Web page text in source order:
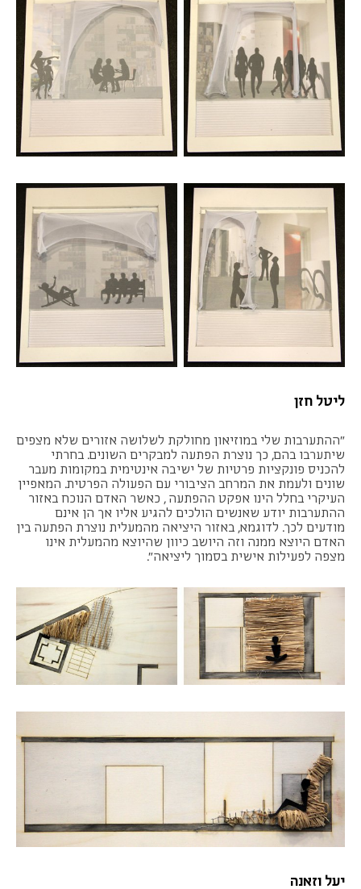
ליטל חזן
"ההתערבות שלי במוזיאון מחולקת לשלושה אזורים שלא מצפים
שיתערבו בהם, כך נוצרת הפתעה למבקרים השונים. בחרתי
להכניס פונקציות פרטיות של ישיבה אינטימית במקומות מעבר
שונים ולעמת את המרחב הציבורי עם הפעולה הפרטית. המאפיין
העיקרי בחלל הינו אפקט ההפתעה , כאשר האדם הנוכח באזור
ההתערבות יודע שאנשים הולכים להגיע אליו אך הן אינם
מודעים לכך. לדוגמא, באזור היציאה מהמעלית נוצרת הפתעה בין
האדם היוצא ממנה וזה היושב כיוון שהיוצא מהמעלית אינו
מצפה לפעילות אישית בסמוך ליציאה".
יעל וזאנה